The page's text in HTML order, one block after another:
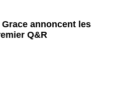
annoncent les
Q&R